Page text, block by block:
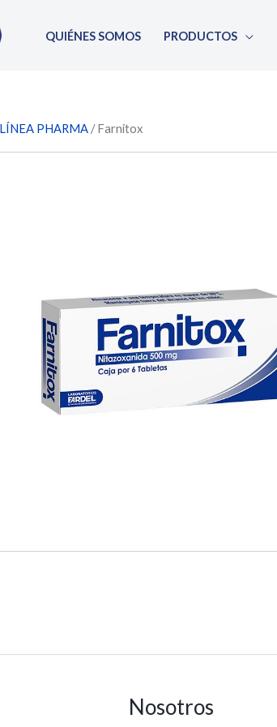
QUIÉNES SOMOS PRODUCTOS
LÍNEA PHARMA/ Farnitox
Nosotros